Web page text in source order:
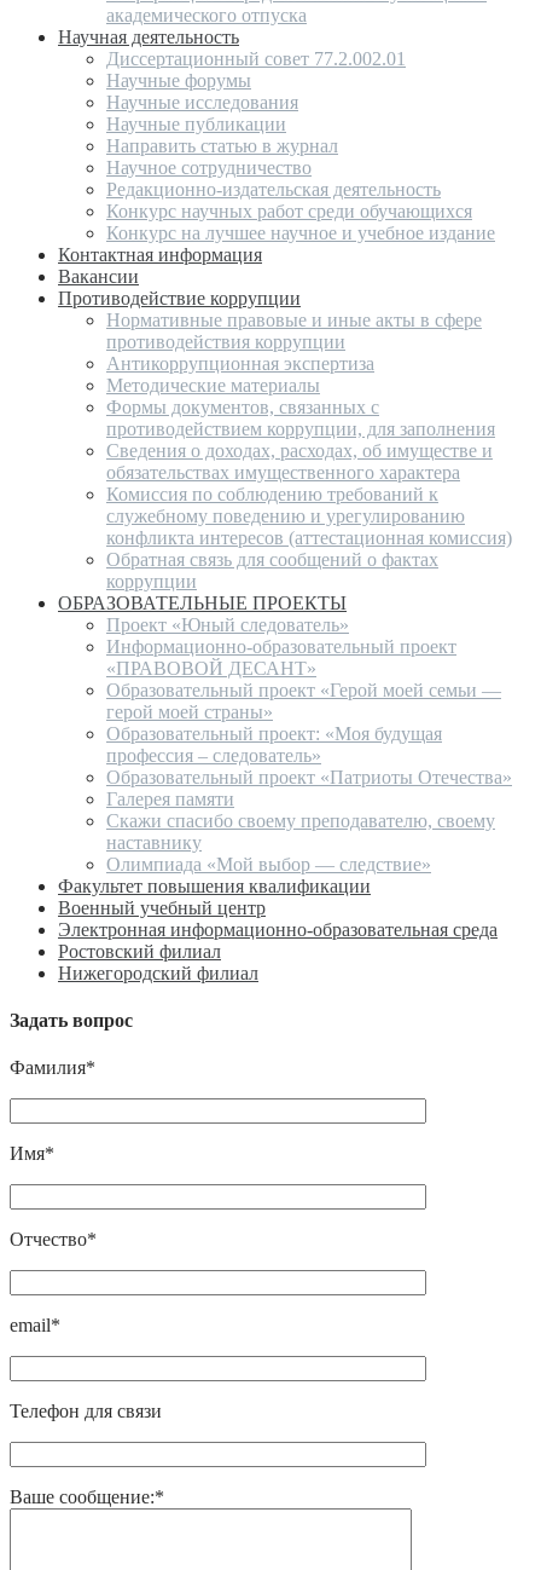
академического отпуска
Научная деятельность
Диссертационный совет 77.2.002.01
Научные форумы
Научные исследования
Научные публикации
Направить статью в журнал
Научное сотрудничество
Редакционно-издательская деятельность
Конкурс научных работ среди обучающихся
Конкурс на лучшее научное и учебное издание
Контактная информация
Вакансии
Противодействие коррупции
Нормативные правовые и иные акты в сфере
противодействия коррупции
Антикоррупционная экспертиза
Методические материалы
Формы документов, связанных с
противодействием коррупции, для заполнения
Сведения о доходах, расходах, об имуществе и
обязательствах имущественного характера
Комиссия по соблюдению требований к
служебному поведению и урегулированию
конфликта интересов (аттестационная комиссия)
Обратная связь для сообщений о фактах
коррупции
ОБРАЗОВАТЕЛЬНЫЕ ПРОЕКТЫ
Проект «Юный следователь»
Информационно-образовательный проект
«ПРАВОВОЙ ДЕСАНТ»
Образовательный проект «Герой моей семьи —
герой моей страны»
Образовательный проект: «Моя будущая
профессия – следователь»
Образовательный проект «Патриоты Отечества»
Галерея памяти
Скажи спасибо своему преподавателю, своему
наставнику
Олимпиада «Мой выбор — следствие»
Факультет повышения квалификации
Военный учебный центр
Электронная информационно-образовательная среда
Ростовский филиал
Нижегородский филиал
Задать вопрос
Фамилия*
Имя*
Отчество*
email*
Телефон для связи
Ваше сообщение:*